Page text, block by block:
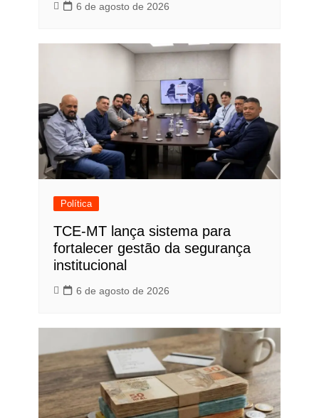
6 de agosto de 2026
Política
TCE-MT lança sistema para
fortalecer gestão da segurança
institucional
6 de agosto de 2026